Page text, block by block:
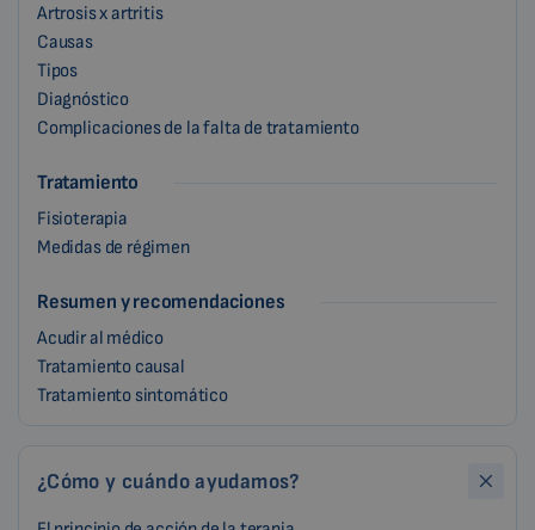
Artrosis x artritis
Causas
Tipos
Diagnóstico
Complicaciones de la falta de tratamiento
Tratamiento
Fisioterapia
Medidas de régimen
Resumen y recomendaciones
Acudir al médico
Tratamiento causal
Tratamiento sintomático
¿Cómo y cuándo ayudamos?